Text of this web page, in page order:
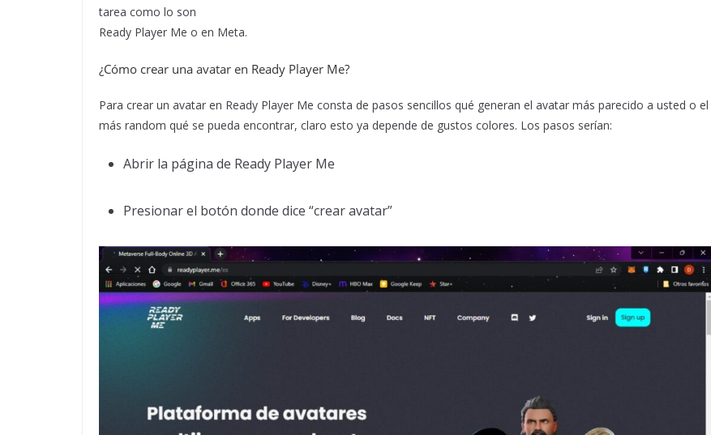
tarea como lo son
Ready Player Me o en Meta.
¿Cómo crear una avatar en Ready Player Me?
Para crear un avatar en Ready Player Me consta de pasos sencillos qué generan el avatar más parecido a usted o el
más random qué se pueda encontrar, claro esto ya depende de gustos colores. Los pasos serían:
Abrir la página de Ready Player Me
Presionar el botón donde dice “crear avatar”